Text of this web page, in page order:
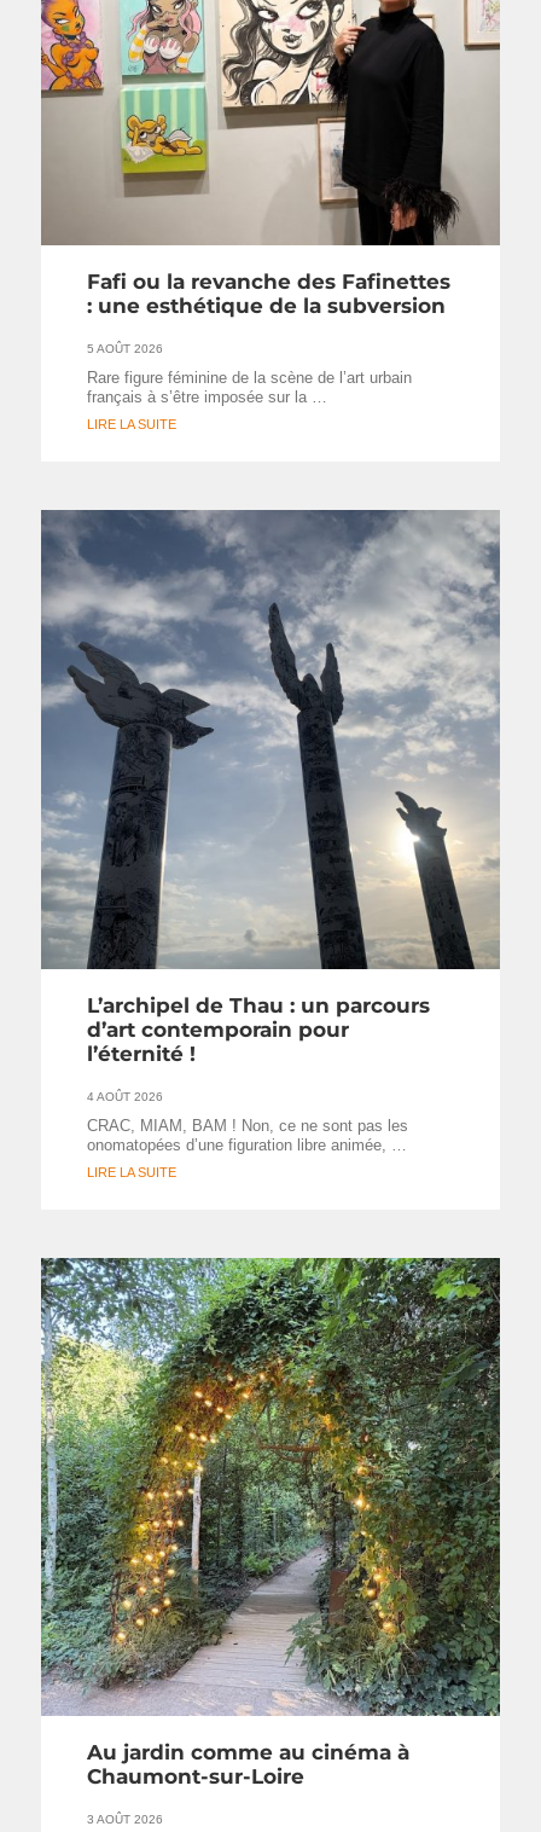
Fafi ou la revanche des Fafinettes
: une esthétique de la subversion
5 AOÛT 2026
Rare figure féminine de la scène de l’art urbain
français à s’être imposée sur la …
LIRE LA SUITE
L’archipel de Thau : un parcours
d’art contemporain pour
l’éternité !
4 AOÛT 2026
CRAC, MIAM, BAM ! Non, ce ne sont pas les
onomatopées d’une figuration libre animée, …
LIRE LA SUITE
Au jardin comme au cinéma à
Chaumont-sur-Loire
3 AOÛT 2026